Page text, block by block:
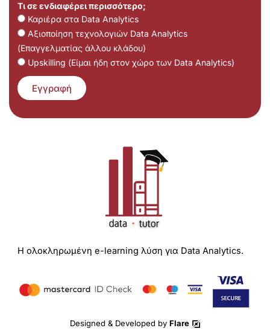
Τι σε ενδιαφέρει περισσότερο;
Καριέρα στα Data Analytics
Αξιοποίηση τεχνολογιών Data Analytics
(Επαγγελματίας άλλου κλάδου)
Upskilling (Είμαι ήδη στον χώρο των Data Analytics)
Εγγραφή
Η ολοκληρωμένη e-learning λύση για Data Analytics.
Designed & Developed by Flare